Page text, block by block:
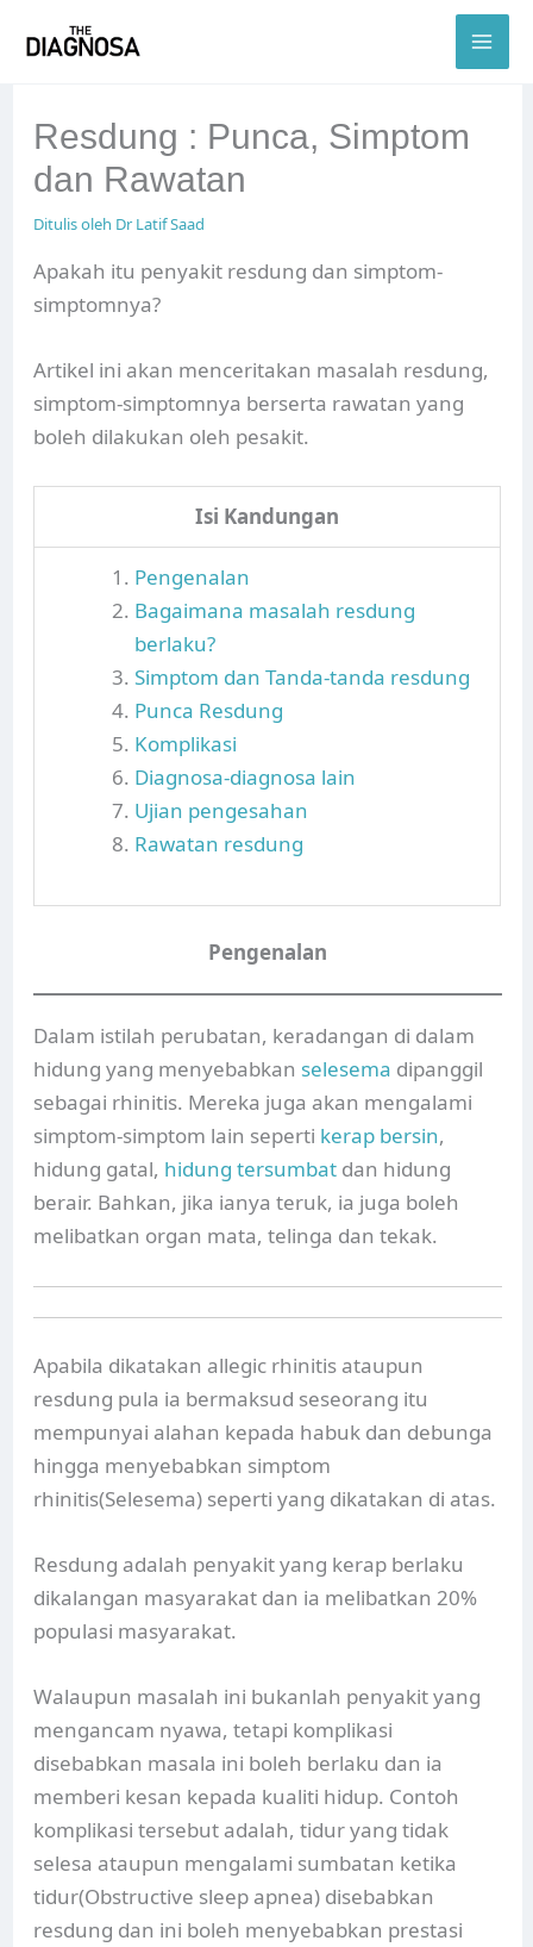
Resdung : Punca, Simptom
dan Rawatan
Ditulis oleh Dr Latif Saad
Apakah itu penyakit resdung dan simptom-
simptomnya?
Artikel ini akan menceritakan masalah resdung,
simptom-simptomnya berserta rawatan yang
boleh dilakukan oleh pesakit.
Isi Kandungan
Pengenalan
Bagaimana masalah resdung
berlaku?
Simptom dan Tanda-tanda resdung
Punca Resdung
Komplikasi
Diagnosa-diagnosa lain
Ujian pengesahan
Rawatan resdung
Pengenalan
Dalam istilah perubatan, keradangan di dalam
hidung yang menyebabkan selesema dipanggil
sebagai rhinitis. Mereka juga akan mengalami
simptom-simptom lain seperti kerap bersin,
hidung gatal, hidung tersumbat dan hidung
berair. Bahkan, jika ianya teruk, ia juga boleh
melibatkan organ mata, telinga dan tekak.
Apabila dikatakan allegic rhinitis ataupun
resdung pula ia bermaksud seseorang itu
mempunyai alahan kepada habuk dan debunga
hingga menyebabkan simptom
rhinitis(Selesema) seperti yang dikatakan di atas.
Resdung adalah penyakit yang kerap berlaku
dikalangan masyarakat dan ia melibatkan 20%
populasi masyarakat.
Walaupun masalah ini bukanlah penyakit yang
mengancam nyawa, tetapi komplikasi
disebabkan masala ini boleh berlaku dan ia
memberi kesan kepada kualiti hidup. Contoh
komplikasi tersebut adalah, tidur yang tidak
selesa ataupun mengalami sumbatan ketika
tidur(Obstructive sleep apnea) disebabkan
resdung dan ini boleh menyebabkan prestasi